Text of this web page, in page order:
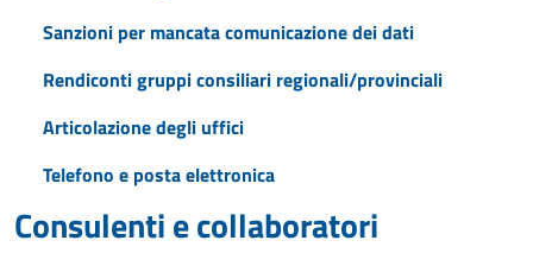
Sanzioni per mancata comunicazione dei dati
Rendiconti gruppi consiliari regionali/provinciali
Articolazione degli uffici
Telefono e posta elettronica
Consulenti e collaboratori